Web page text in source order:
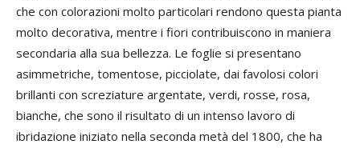
che con colorazioni molto particolari rendono questa pianta
molto decorativa, mentre i fiori contribuiscono in maniera
secondaria alla sua bellezza. Le foglie si presentano
asimmetriche, tomentose, picciolate, dai favolosi colori
brillanti con screziature argentate, verdi, rosse, rosa,
bianche, che sono il risultato di un intenso lavoro di
ibridazione iniziato nella seconda metà del 1800, che ha